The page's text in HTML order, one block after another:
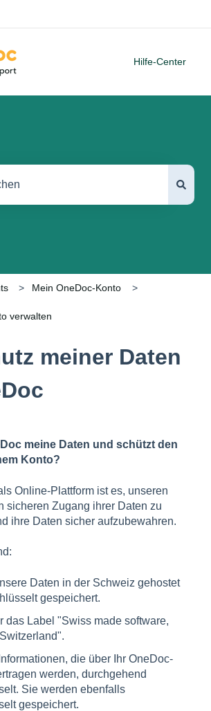
für Übersetzungen anzeigen
Hilfe-Center
Mein OneDoc-Konto
verwalten
meiner Daten
meine Daten und schützt den
Konto?
Online-Plattform ist es, unseren
sicheren Zugang ihrer Daten zu
ihre Daten sicher aufzubewahren.
Daten in der Schweiz gehostet
gespeichert.
das Label "Swiss made software,
die über Ihr OneDoc-
werden, durchgehend
Sie werden ebenfalls
gespeichert.